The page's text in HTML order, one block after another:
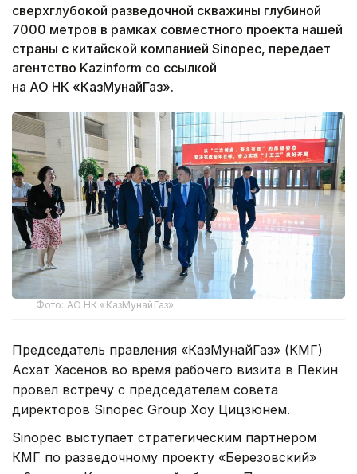
сверхглубокой разведочной скважины глубиной
7000 метров в рамках совместного проекта нашей
страны с китайской компанией Sinopec, передает
агентство Kazinform со ссылкой
на АО НК «КазМунайГаз».
Фото: АО НК «КазМунайГаз»
Председатель правления «КазМунайГаз» (КМГ)
Асхат Хасенов во время рабочего визита в Пекин
провел встречу с председателем совета
директоров Sinopec Group Хоу Цицзюнем.
Sinopec выступает стратегическим партнером
КМГ по разведочному проекту «Березовский»